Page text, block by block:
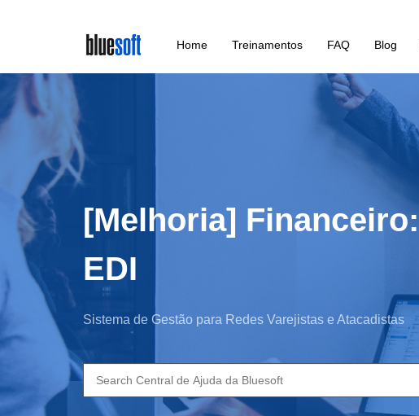
main
content
Home Treinamentos FAQ Blog
[Melhoria]
EDI
Sistema de Gestão para Redes Varejistas e Atacadistas
Search
for: